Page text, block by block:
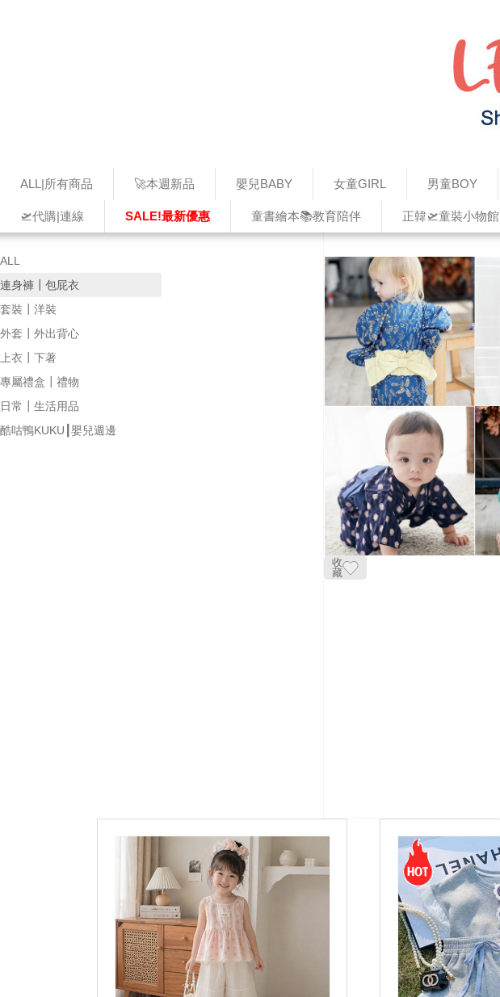
ALL|所有商品 🚀本週新品 嬰兒BABY 女童GIRL 男童BOY
🛫代購|連線 SALE!最新優惠 童書繪本📚教育陪伴 正韓🛫童裝小物館
ALL
連身褲┃包屁衣
套裝┃洋裝
外套┃外出背心
上衣┃下著
專屬禮盒┃禮物
日常┃生活用品
酷咕鴨KUKU┃嬰兒週邊
收
藏